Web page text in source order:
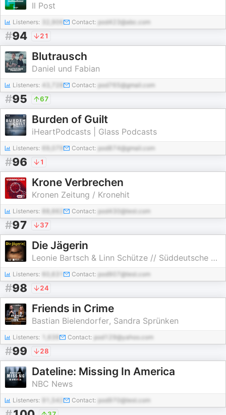
Il Post
Listeners: Contact: pod423@abc.com
#94 21
Blutrausch
Daniel und Fabian
Listeners: Contact: pod765@gmail.com
#95 67
Burden of Guilt
iHeartPodcasts | Glass Podcasts
Listeners: Contact: pod874@gmail.com
#96 1
Krone Verbrechen
Kronen Zeitung / Kronehit
Listeners: Contact: pod430@test.com
#97 37
Die Jägerin
Leonie Bartsch & Linn Schütze // Süddeutsche Zeitung
Listeners: Contact: pod907@test.com
#98 24
Friends in Crime
Bastian Bielendorfer, Sandra Sprünken
Listeners: Contact: pod129@yahoo.com
#99 28
Dateline: Missing In America
NBC News
Listeners: 91,542 Contact: pod970@test.com